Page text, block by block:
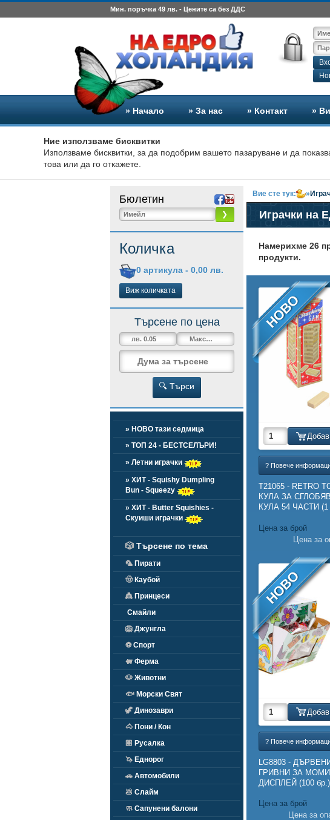
Мин. поръчка 49 лв. - Цените са без ДДС
» Начало » За нас » Контакт »
Ние използваме бисквитки
Използваме бисквитки, за да подобрим вашето пазаруване и да
това или да го откажете.
Бюлетин
❯
Количка
0 артикула - 0,00 лв.
Виж количката
Търсене по цена
🔍 Търси
» НОВО тази седмица
» ТОП 24 - БЕСТСЕЛЪРИ!
» Летни играчки
» ХИТ - Squishy Dumpling
Bun - Squeezy
» ХИТ - Butter Squishies -
Скуиши играчки
🎲 Търсене по тема
🦜 Пирати
🤠Каубой
👸 Принцеси
Смайли
🦁 Джунгла
⚽Спорт
🐖 Ферма
🐶 Животни
🐟 Морски Свят
🦖 Динозаври
🐴 Пони / Кон
🏽 Русалка
🦄 Еднорог
🚗 Автомобили
💩 Слайм
🧼 Сапунени балони
Вие сте тук: »
Играчки на
Намерихме 26
продукти.
НОВО
? Повече
T21065 - RETRO
КУЛА ЗА
КУЛА 54 ЧАСТИ (1
Цена за брой
Цена за
НОВО
? Повече
LG8803 -
ГРИВНИ ЗА
ДИСПЛЕЙ (100 бр.)
Цена за брой
Цена за